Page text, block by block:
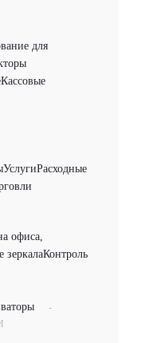
для
Кассовые
УслугиРасходные
офиса,
зеркалаКонтроль
-